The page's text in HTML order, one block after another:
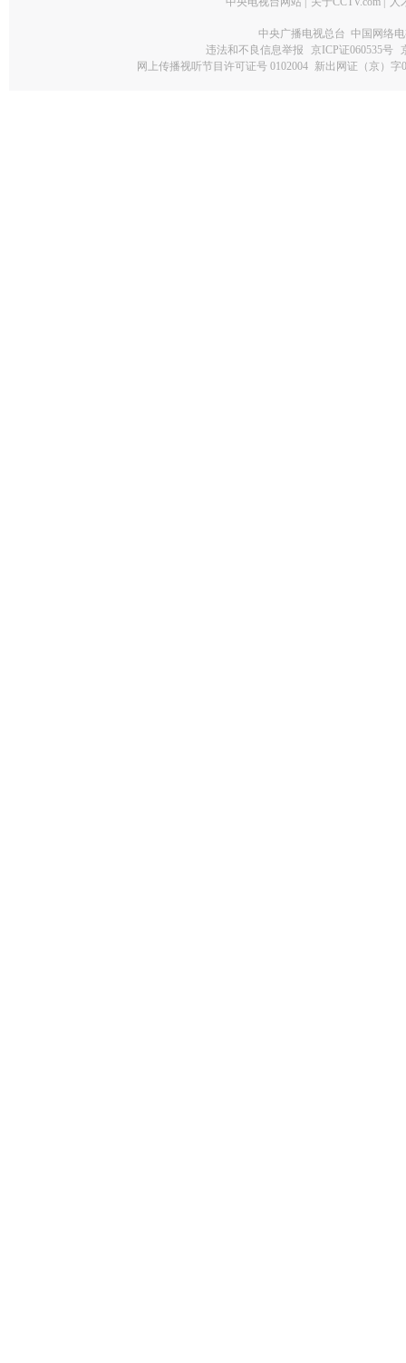
中央广播电视总台 中国网络
违法和不良信息举报
京ICP证060535号
网上传播视听节目许可证号 0102004 新出网证（京）